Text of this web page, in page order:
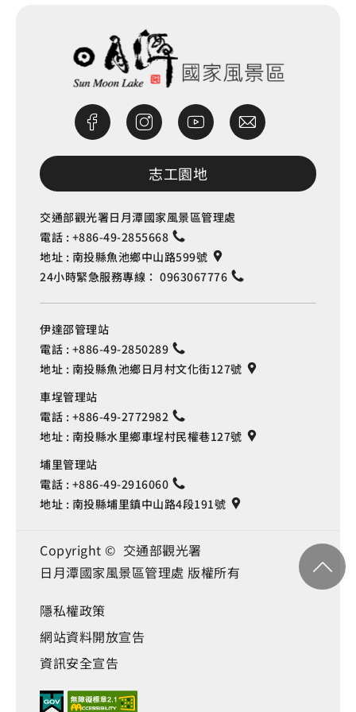
志工園地
交通部觀光署日月潭國家風景區管理處
電話 : +886-49-2855668
地址 : 南投縣魚池鄉中山路599號
24小時緊急服務專線： 0963067776
伊達邵管理站
電話 : +886-49-2850289
地址 : 南投縣魚池鄉日月村文化街127號
車埕管理站
電話 : +886-49-2772982
地址 : 南投縣水里鄉車埕村民權巷127號
埔里管理站
電話 : +886-49-2916060
地址 : 南投縣埔里鎮中山路4段191號
Copyright © 交通部觀光署
日月潭國家風景區管理處 版權所有
隱私權政策
網站資料開放宣告
資訊安全宣告